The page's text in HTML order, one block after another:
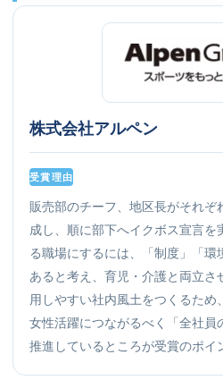
株式会社アルペン
受賞理由
販売部のチーフ、地区長がそれぞ
成し、順に部下へイクボス宣言を
る職場にするには、「制度」「
あると考え、育児・介護と両立さ
用しやすい社内風土をつくるため
女性活躍につながるべく「全社員
推進しているところが受賞のポイ